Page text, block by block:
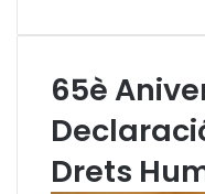
65è
Drets